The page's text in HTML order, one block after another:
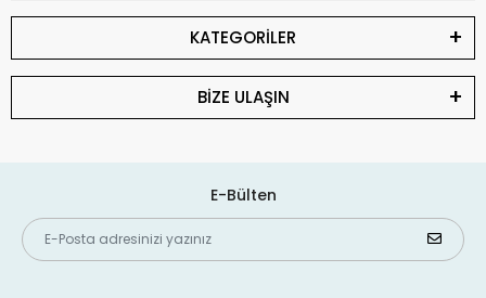
KATEGORİLER
BİZE ULAŞIN
E-Bülten